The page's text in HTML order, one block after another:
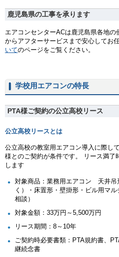
鹿児島県の工事を承ります
エアコンセンターACは鹿児島県各地
からアフターサービスまで安心してお
いてのページをご覧ください。
学校用エアコンの特長
PTA様ご契約の公立高校リース
公立高校リースとは
公立高校の教室用エアコン導入に際し
様とのご契約が条件です。 リース満了
します
対象商品：業務用エアコン 天井吊
く）・床置形・壁掛形・ビル用マ
相談）
対象金額：33万円～5,500万円
リース期間：8～10年
ご契約時必要書類：PTA規約書、
継続念書